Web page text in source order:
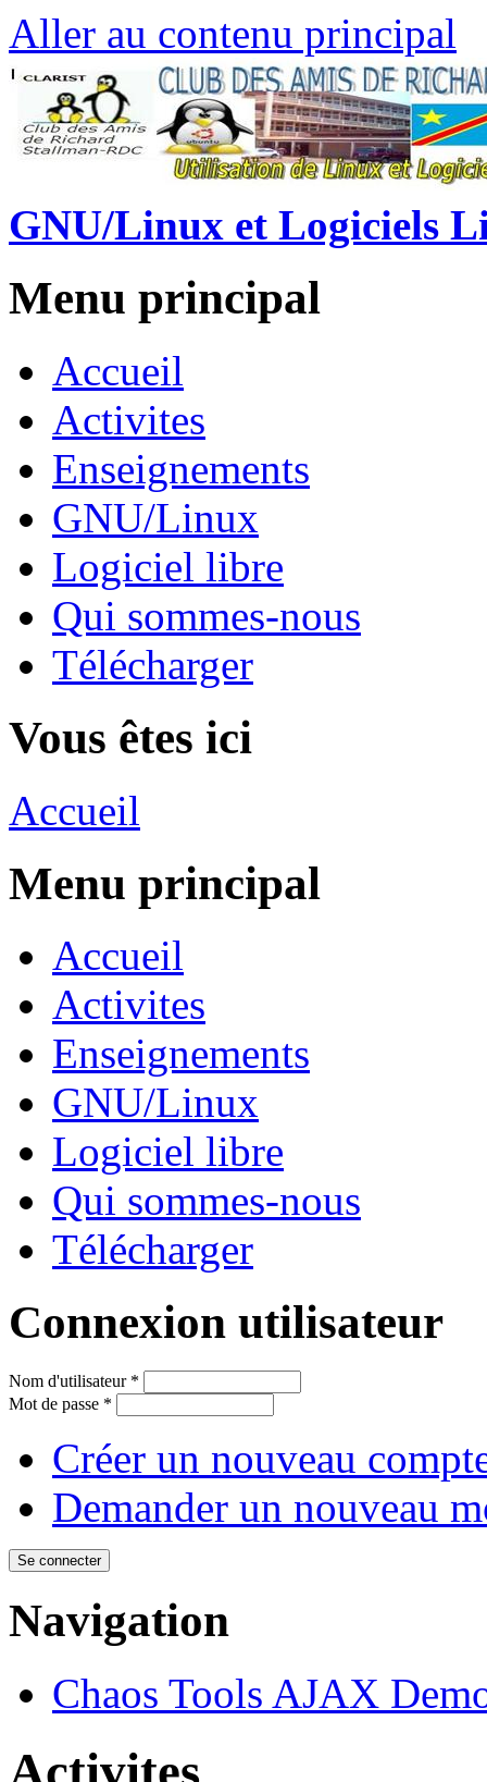
Aller au contenu principal
GNU/Linux et Logiciels
Menu principal
Accueil
Activites
Enseignements
GNU/Linux
Logiciel libre
Qui sommes-nous
Télécharger
Vous êtes ici
Accueil
Menu principal
Accueil
Activites
Enseignements
GNU/Linux
Logiciel libre
Qui sommes-nous
Télécharger
Connexion utilisateur
Nom d'utilisateur *
Mot de passe *
Créer un nouveau
Demander un nouveau
Navigation
Chaos Tools AJAX
Activites